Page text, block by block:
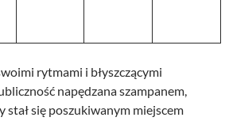
rytmami i błyszczącymi
napędzana szampanem,
stał się poszukiwanym miejscem